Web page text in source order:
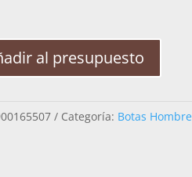
al presupuesto
Categoría: Botas Hombre